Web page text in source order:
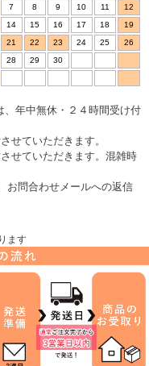
7 8 9 10 11
12
14 15 16 17 18
19
21 22 23 24 25
26
28 29 30
、年中無休・２４時間受け付
せていただきます。
せていただきます。混雑時
お問合わせメールへの返信
ます